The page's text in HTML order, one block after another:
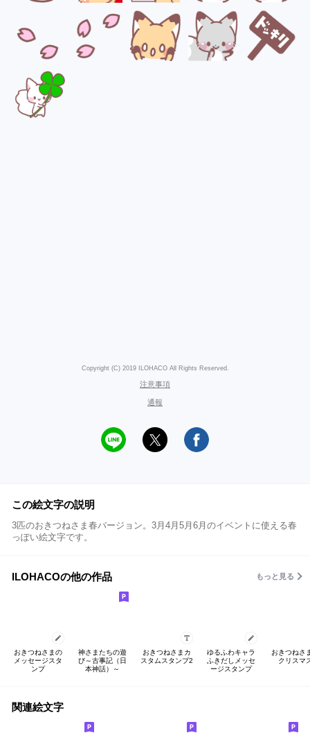
Copyright (C) 2019 ILOHACO All Rights Reserved.
注意事項
通報
この絵文字の説明
3匹のおきつねさま春バージョン。3月4月5月6月のイベントに使える春
っぽい絵文字です。
ILOHACOの他の作品 もっと見る
おきつねさまの
メッセージスタ
ンプ
神さまたちの遊
び～古事記（日
本神話）～
おきつねさまカ
スタムスタンプ2
ゆるふわキャラ
ふきだしメッセ
ージスタンプ
おきつねさ
クリスマ
関連絵文字